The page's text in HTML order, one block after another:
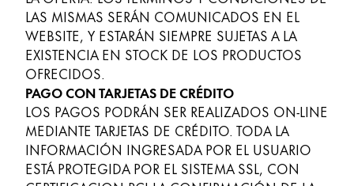
LAS MISMAS SERÁN COMUNICADOS EN EL
WEBSITE, Y ESTARÁN SIEMPRE SUJETAS A LA
EXISTENCIA EN STOCK DE LOS PRODUCTOS
OFRECIDOS.
PAGO CON TARJETAS DE CRÉDITO
LOS PAGOS PODRÁN SER REALIZADOS ON-LINE
MEDIANTE TARJETAS DE CRÉDITO. TODA LA
INFORMACIÓN INGRESADA POR EL USUARIO
ESTÁ PROTEGIDA POR EL SISTEMA SSL, CON